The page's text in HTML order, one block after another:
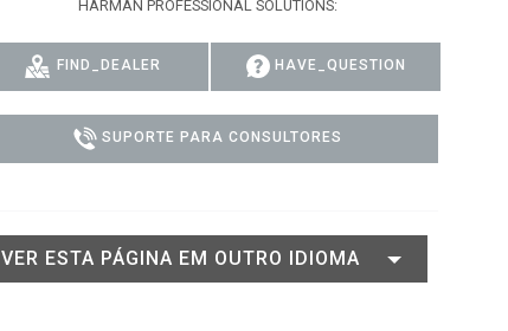
HARMAN PROFESSIONAL SOLUTIONS:
FIND_DEALER HAVE_QUESTION
SUPORTE PARA CONSULTORES
VER ESTA PÁGINA EM OUTRO IDIOMA